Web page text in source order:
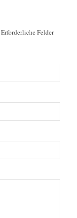
Erforderliche Felder